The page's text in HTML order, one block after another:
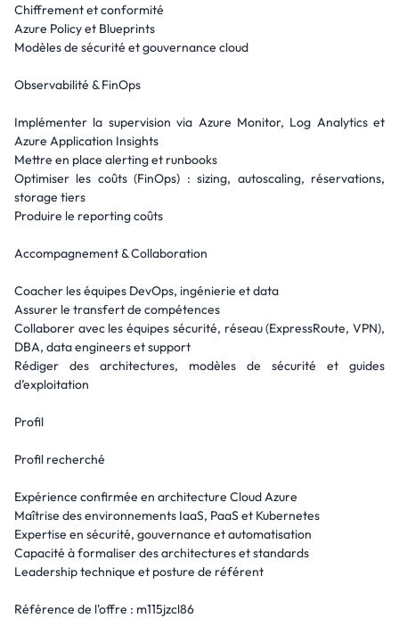
Chiffrement et conformité
Azure Policy et Blueprints
Modèles de sécurité et gouvernance cloud
Observabilité & FinOps
Implémenter la supervision via Azure Monitor, Log Analytics et
Azure Application Insights
Mettre en place alerting et runbooks
Optimiser les coûts (FinOps) : sizing, autoscaling, réservations,
storage tiers
Produire le reporting coûts
Accompagnement & Collaboration
Coacher les équipes DevOps, ingénierie et data
Assurer le transfert de compétences
Collaborer avec les équipes sécurité, réseau (ExpressRoute, VPN),
DBA, data engineers et support
Rédiger des architectures, modèles de sécurité et guides
d’exploitation
Profil
Profil recherché
Expérience confirmée en architecture Cloud Azure
Maîtrise des environnements IaaS, PaaS et Kubernetes
Expertise en sécurité, gouvernance et automatisation
Capacité à formaliser des architectures et standards
Leadership technique et posture de référent
Référence de l'offre : m115jzcl86